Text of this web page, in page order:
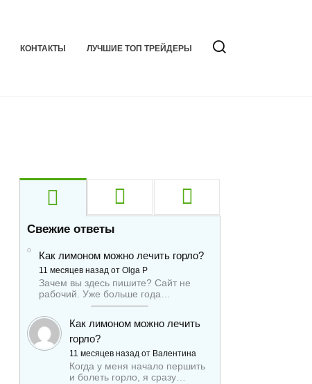
КОНТАКТЫ ЛУЧШИЕ ТОП ТРЕЙДЕРЫ
Свежие ответы
Как лимоном можно лечить горло?
11 месяцев назад от Olga P
Зачем вы здесь пишите? Сайт не
рабочий. Уже больше года…
Как лимоном можно лечить
горло?
11 месяцев назад от Валентина
Когда у меня начало першить
и болеть горло, я сразу…